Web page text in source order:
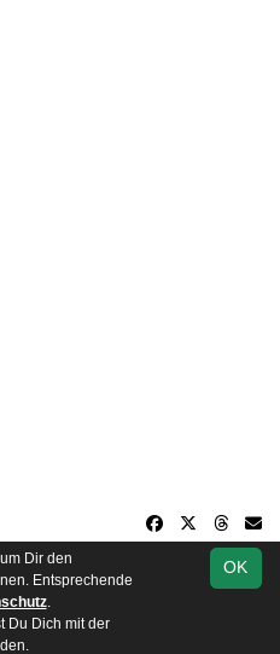
- 2026
Datenschutz
OK
Dir den
Entsprechende
.
Du Dich mit der